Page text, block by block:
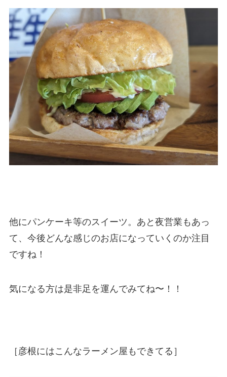
他にパンケーキ等のスイーツ。あと夜営業もあっ
て、今後どんな感じのお店になっていくのか注目
ですね！
気になる方は是非足を運んでみてね〜！！
［彦根にはこんなラーメン屋もできてる］